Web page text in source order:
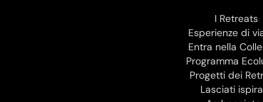
I Retreats
Esperienze di
Entra nella
Programma
Progetti dei
Lasciati